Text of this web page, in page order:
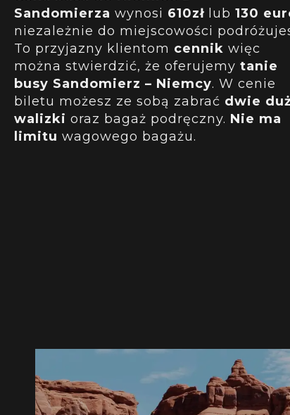
Sandomierza wynosi 610zł lub 130
niezależnie do miejscowości
To przyjazny klientom cennik więc
można stwierdzić, że oferujemy tanie
busy Sandomierz – Niemcy. W cenie
biletu możesz ze sobą zabrać dwie
walizki oraz bagaż podręczny. Nie ma
limitu wagowego bagażu.